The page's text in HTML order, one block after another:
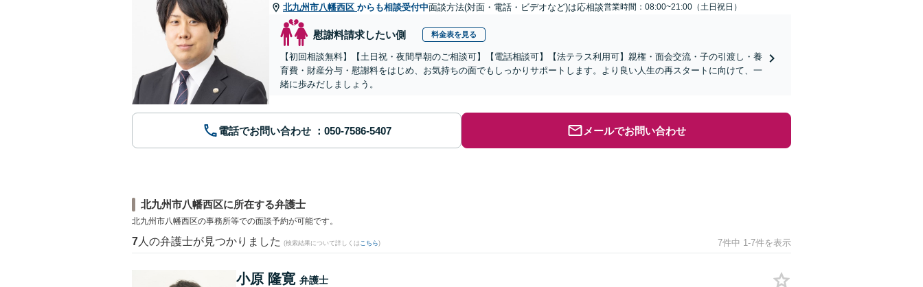
北九州市八幡西区 からも相談受付中面談方法(対面・電話・ビデオなど)は応相談営業時間：08:00~21:00（土日祝日）
慰謝料請求したい側 料金表を見る
【初回相談無料】【土日祝・夜間早朝のご相談可】【電話相談可】【法テラス利用可】親権・面会交流・子の引渡し・養
育費・財産分与・慰謝料をはじめ、お気持ちの面でもしっかりサポートします。より良い人生の再スタートに向けて、一
緒に歩みだしましょう。
電話でお問い合わせ メールでお問い合わせ
北九州市八幡西区に所在する弁護士
北九州市八幡西区の事務所等での面談予約が可能です。
7 人の弁護士が見つかりました (検索結果について詳しくは こちら) 7件中 1-7件を表示
小原 隆寛 弁護士